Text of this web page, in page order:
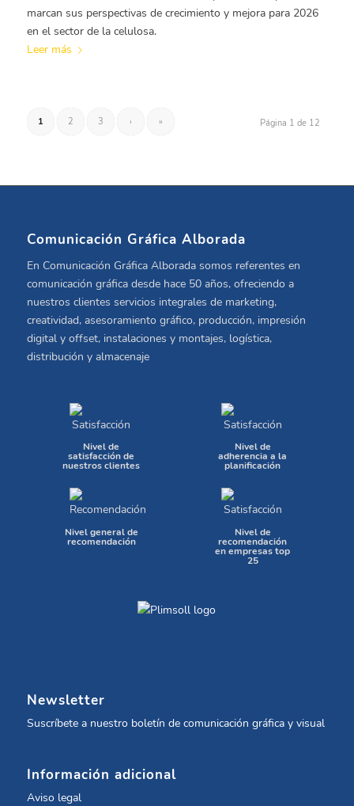
marcan sus perspectivas de crecimiento y mejora para 2026
en el sector de la celulosa.
Leer más
Página 1 de 12
1 2 3 › »
Comunicación Gráfica Alborada
En Comunicación Gráfica Alborada somos referentes en
comunicación gráfica desde hace 50 años, ofreciendo a
nuestros clientes servicios integrales de marketing,
creatividad, asesoramiento gráfico, producción, impresión
digital y offset, instalaciones y montajes, logística,
distribución y almacenaje
Nivel de
satisfacción de
nuestros clientes
Nivel de
adherencia a la
planificación
Nivel general de
recomendación
Nivel de
recomendación
en empresas top
25
Newsletter
Suscríbete a nuestro boletín de comunicación gráfica y visual
Información adicional
Aviso legal